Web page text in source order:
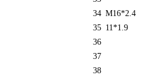
34 M16*2.4
35 11*1.9
36
37
38